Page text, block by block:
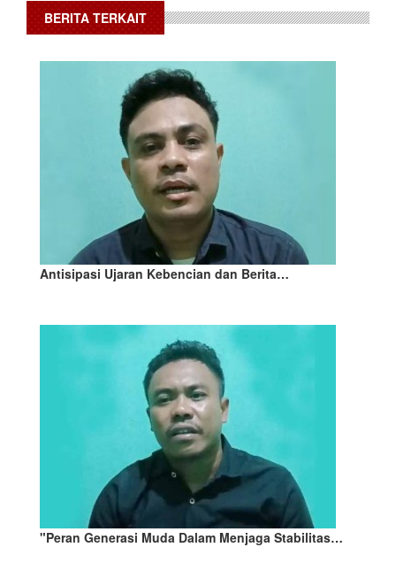
BERITA TERKAIT
Antisipasi Ujaran Kebencian dan Berita…
"Peran Generasi Muda Dalam Menjaga Stabilitas…